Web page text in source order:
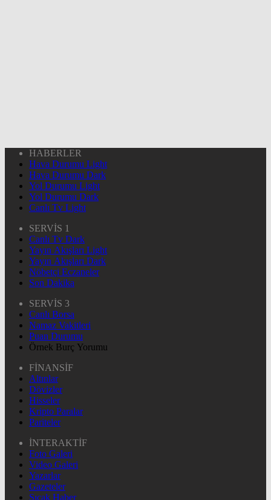
HABERLER
Hava Durumu Light
Hava Durumu Dark
Yol Durumu Light
Yol Durumu Dark
Canlı Tv Light
SERVİS 1
Canlı Tv Dark
Yayın Akışları Light
Yayın Akışları Dark
Nöbetçi Eczaneler
Son Dakika
SERVİS 3
Canlı Borsa
Namaz Vakitleri
Puan Durumu
Örnek Burç Yorumu
FİNANSİF
Altınlar
Dövizler
Hisseler
Kripto Paralar
Pariteler
İNTERAKTİF
Foto Galeri
Video Galeri
Yazarlar
Gazeteler
Sıcak Haber